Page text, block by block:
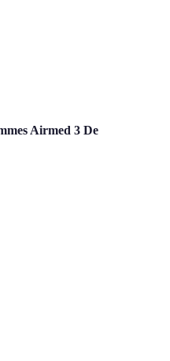
Airmed 3 De